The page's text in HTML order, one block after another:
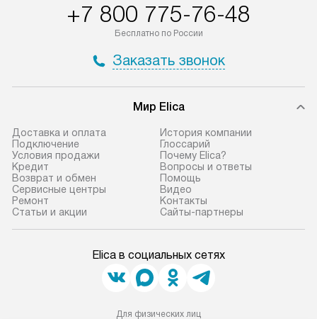
+7 800 775-76-48
Бесплатно по России
Заказать звонок
Мир Elica
Доставка и оплата
Подключение
Условия продажи
Кредит
Возврат и обмен
Сервисные центры
Ремонт
Статьи и акции
История компании
Глоссарий
Почему Elica?
Вопросы и ответы
Помощь
Видео
Контакты
Сайты-партнеры
Elica в социальных сетях
Для физических лиц